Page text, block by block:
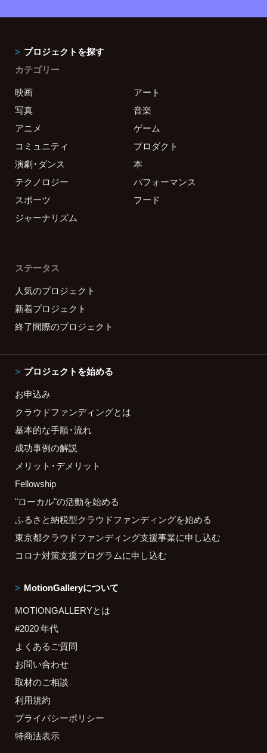
プロジェクトを探す
カテゴリー
映画
アート
写真
音楽
アニメ
ゲーム
コミュニティ
プロダクト
演劇・ダンス
本
テクノロジー
パフォーマンス
スポーツ
フード
ジャーナリズム
ステータス
人気のプロジェクト
新着プロジェクト
終了間際のプロジェクト
プロジェクトを始める
お申込み
クラウドファンディングとは
基本的な手順・流れ
成功事例の解説
メリット・デメリット
Fellowship
"ローカル"の活動を始める
ふるさと納税型クラウドファンディングを始める
東京都クラウドファンディング支援事業に申し込む
コロナ対策支援プログラムに申し込む
MotionGalleryについて
MOTIONGALLERYとは
#2020 年代
よくあるご質問
お問い合わせ
取材のご相談
利用規約
プライバシーポリシー
特商法表示